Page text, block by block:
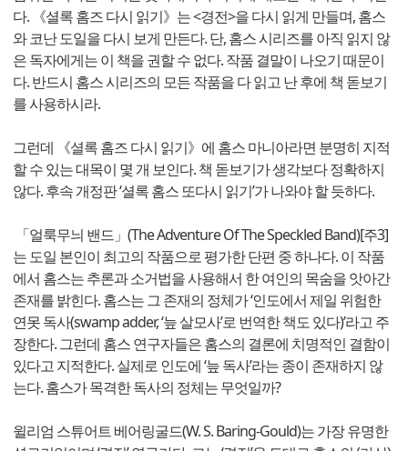
다. 《셜록 홈즈 다시 읽기》는 <경전>을 다시 읽게 만들며, 홈스
와 코난 도일을 다시 보게 만든다. 단, 홈스 시리즈를 아직 읽지 않
은 독자에게는 이 책을 권할 수 없다. 작품 결말이 나오기 때문이
다. 반드시 홈스 시리즈의 모든 작품을 다 읽고 난 후에 책 돋보기
를 사용하시라.
그런데 《셜록 홈즈 다시 읽기》에 홈스 마니아라면 분명히 지적
할 수 있는 대목이 몇 개 보인다. 책 돋보기가 생각보다 정확하지
않다. 후속 개정판 ‘셜록 홈스 또다시 읽기’가 나와야 할 듯하다.
「얼룩무늬 밴드」(The Adventure Of The Speckled Band)[주3]
는 도일 본인이 최고의 작품으로 평가한 단편 중 하나다. 이 작품
에서 홈스는 추론과 소거법을 사용해서 한 여인의 목숨을 앗아간
존재를 밝힌다. 홈스는 그 존재의 정체가 ‘인도에서 제일 위험한
연못 독사(swamp adder, ‘늪 살모사’로 번역한 책도 있다)’라고 주
장한다. 그런데 홈스 연구자들은 홈스의 결론에 치명적인 결함이
있다고 지적한다. 실제로 인도에 ‘늪 독사’라는 종이 존재하지 않
는다. 홈스가 목격한 독사의 정체는 무엇일까?
윌리엄 스튜어트 베어링굴드(W. S. Baring-Gould)는 가장 유명한